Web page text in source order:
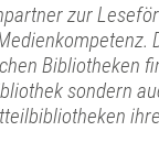
zur
Bibliotheken
sondern